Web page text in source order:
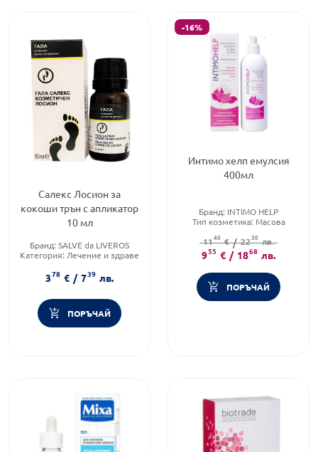
Салекс Лосион за
кокоши трън с апликатор
10 мл
Бранд: SALVE da LIVEROS
Категория: Лечение и здраве
378 € / 739 лв.
ПОРЪЧАЙ
-16%
Интимо хелп емулсия
400мл
Бранд: INTIMO HELP
Тип козметика: Масова
Форма на продукта:Емулсия
1140 € / 2230 лв.
955 € / 1868 лв.
ПОРЪЧАЙ